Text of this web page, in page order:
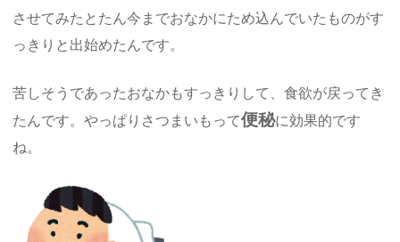
させてみたとたん今までおなかにため込んでいたものがす
っきりと出始めたんです。
苦しそうであったおなかもすっきりして、食欲が戻ってき
たんです。やっぱりさつまいもって便秘に効果的です
ね。